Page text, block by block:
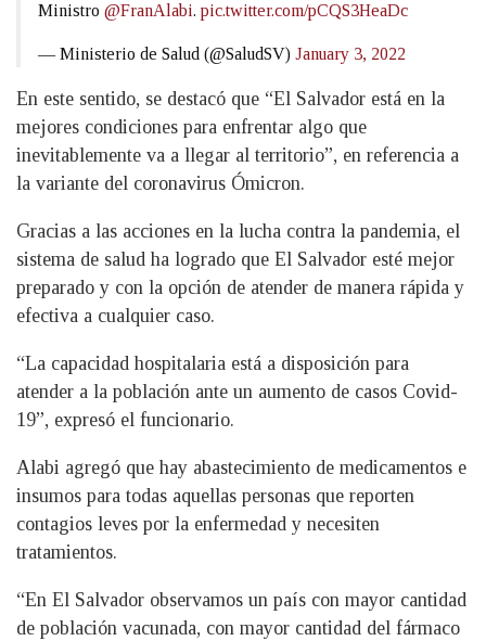
Ministro @FranAlabi. pic.twitter.com/pCQS3HeaDc
— Ministerio de Salud (@SaludSV) January 3, 2022
En este sentido, se destacó que “El Salvador está en la
mejores condiciones para enfrentar algo que
inevitablemente va a llegar al territorio”, en referencia a
la variante del coronavirus Ómicron.
Gracias a las acciones en la lucha contra la pandemia, el
sistema de salud ha logrado que El Salvador esté mejor
preparado y con la opción de atender de manera rápida y
efectiva a cualquier caso.
“La capacidad hospitalaria está a disposición para
atender a la población ante un aumento de casos Covid-
19”, expresó el funcionario.
Alabi agregó que hay abastecimiento de medicamentos e
insumos para todas aquellas personas que reporten
contagios leves por la enfermedad y necesiten
tratamientos.
“En El Salvador observamos un país con mayor cantidad
de población vacunada, con mayor cantidad del fármaco